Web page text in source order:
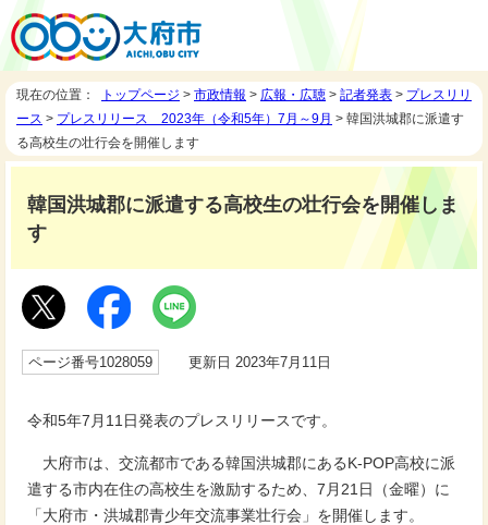
現在の位置： トップページ > 市政情報 > 広報・広聴 > 記者発表 > プレスリリ
ース > プレスリリース 2023年（令和5年）7月～9月 > 韓国洪城郡に派遣す
る高校生の壮行会を開催します
韓国洪城郡に派遣する高校生の壮行会を開催しま
す
ページ番号1028059 更新日 2023年7月11日
令和5年7月11日発表のプレスリリースです。
大府市は、交流都市である韓国洪城郡にあるK-POP高校に派
遣する市内在住の高校生を激励するため、7月21日（金曜）に
「大府市・洪城郡青少年交流事業壮行会」を開催します。